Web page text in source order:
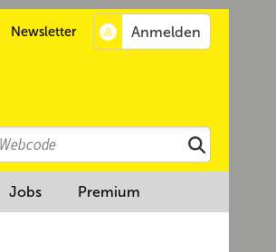
Newsletter
Jobs Premium